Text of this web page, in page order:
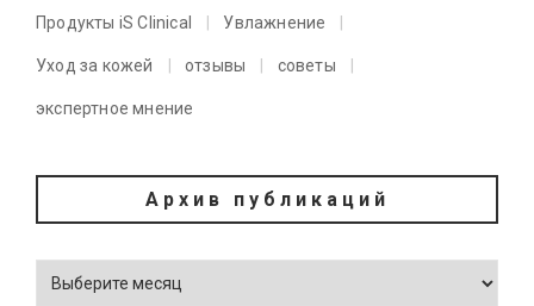
Продукты iS Clinical Увлажнение
Уход за кожей отзывы советы
экспертное мнение
Архив публикаций